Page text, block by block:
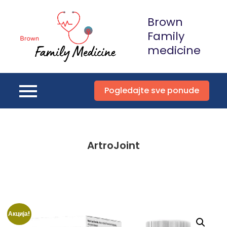
Brown
Family
medicine
Pogledajte sve ponude
ArtroJoint
Акција!